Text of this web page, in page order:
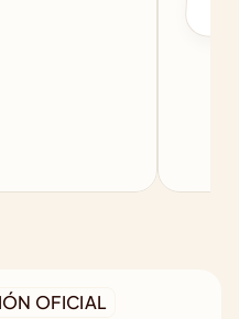
OFICIAL